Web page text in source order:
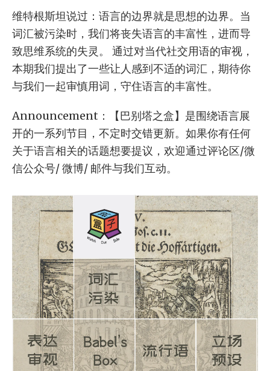
维特根斯坦说过：语言的边界就是思想的边界。当
词汇被污染时，我们将丧失语言的丰富性，进而导
致思维系统的失灵。 通过对当代社交用语的审视，
本期我们提出了一些让人感到不适的词汇，期待你
与我们一起审慎用词，守住语言的丰富性。
Announcement：【巴别塔之盒】是围绕语言展
开的一系列节目，不定时交错更新。如果你有任何
关于语言相关的话题想要提议，欢迎通过评论区/微
信公众号/ 微博/ 邮件与我们互动。